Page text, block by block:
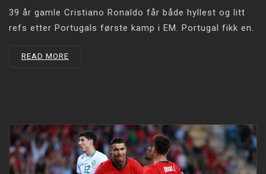
39 år gamle Cristiano Ronaldo får både hyllest og litt
refs etter Portugals første kamp i EM. Portugal fikk en.
READ MORE